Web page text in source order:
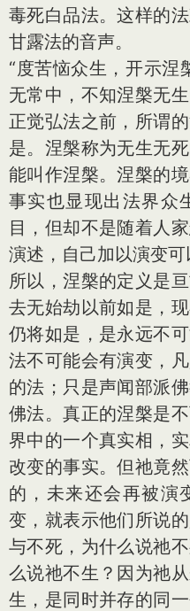
毒死白品法。这样的
甘露法的音声。
“度苦恼众生，开示涅
无常中，不知涅槃无
正觉弘法之前，所谓
是。涅槃称为无生无
能叫作涅槃。涅槃的
事实也显现出法界众
目，但却不是随着人
演述，自己加以演变可
所以，涅槃的定义是
去无始劫以前如是，
仍将如是，是永远不
法不可能会有演变，
的法；只是声闻部派
佛法。真正的涅槃是
界中的一个真实相，
改变的事实。但祂竟
的，未来还会再被演
变，就表示他们所说
与不死，为什么说祂
么说祂不生？因为祂
生，是同时并存的同